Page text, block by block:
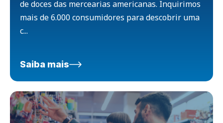
de doces das mercearias americanas. Inquirimos
mais de 6.000 consumidores para descobrir uma
c...
Saiba mais